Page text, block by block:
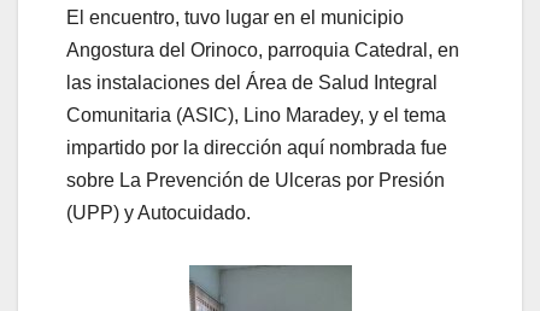
El encuentro, tuvo lugar en el municipio
Angostura del Orinoco, parroquia Catedral, en
las instalaciones del Área de Salud Integral
Comunitaria (ASIC), Lino Maradey, y el tema
impartido por la dirección aquí nombrada fue
sobre La Prevención de Ulceras por Presión
(UPP) y Autocuidado.